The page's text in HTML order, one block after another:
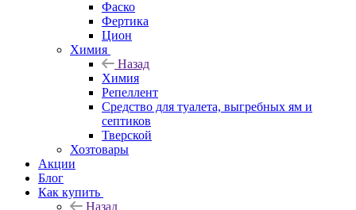
Фаско
Фертика
Цион
Химия
Назад
Химия
Репеллент
Средство для туалета, выгребных ям и
септиков
Тверской
Хозтовары
Акции
Блог
Как купить
Назад